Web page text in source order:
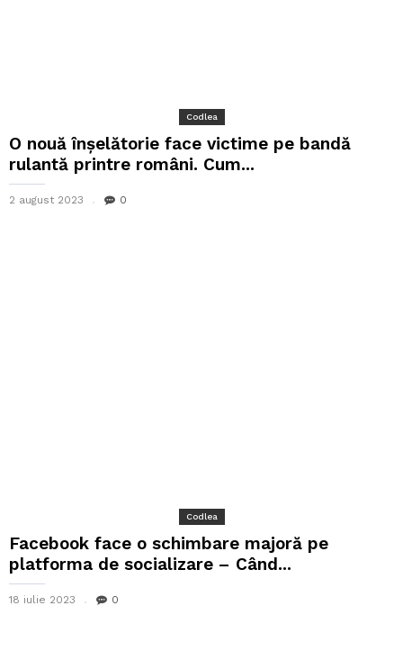
Codlea
O nouă înșelătorie face victime pe bandă
rulantă printre români. Cum...
2 august 2023 0
Codlea
Facebook face o schimbare majoră pe
platforma de socializare – Când...
18 iulie 2023 0